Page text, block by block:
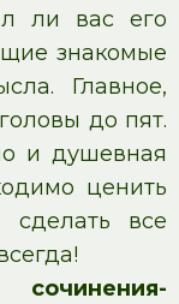
ли вас его
знакомые
Главное,
до пят.
и душевная
ценить
сделать все